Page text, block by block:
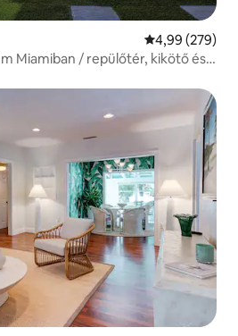
Átlagos
4,99 (279)
Miamiban / repülőtér, kikötő és